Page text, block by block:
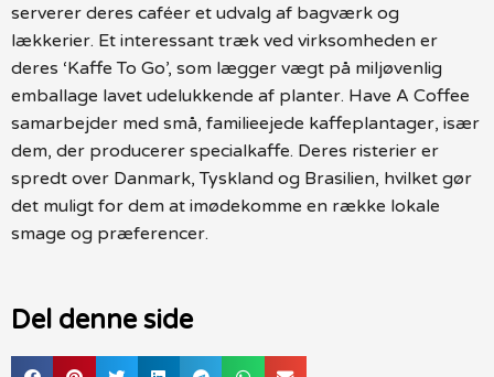
serverer deres caféer et udvalg af bagværk og
lækkerier. Et interessant træk ved virksomheden er
deres ‘Kaffe To Go’, som lægger vægt på miljøvenlig
emballage lavet udelukkende af planter. Have A Coffee
samarbejder med små, familieejede kaffeplantager, især
dem, der producerer specialkaffe. Deres risterier er
spredt over Danmark, Tyskland og Brasilien, hvilket gør
det muligt for dem at imødekomme en række lokale
smage og præferencer.
Del denne side